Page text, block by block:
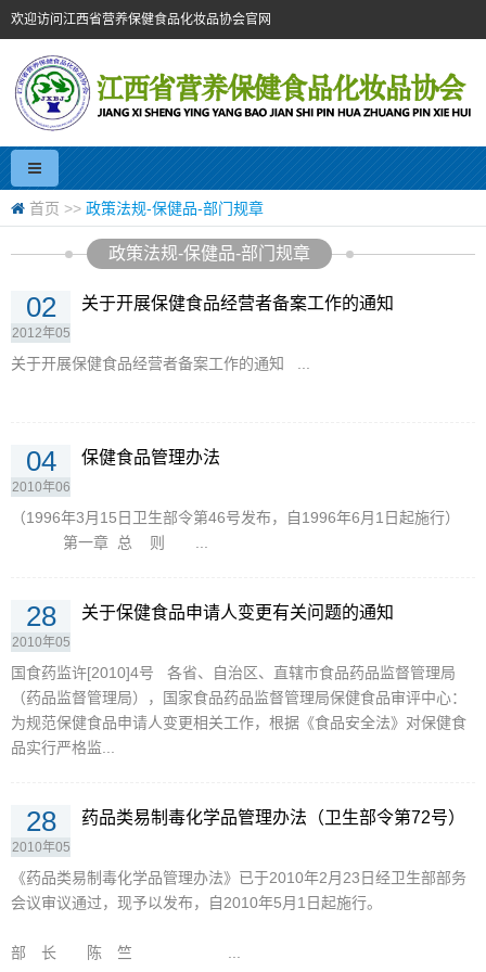
欢迎访问江西省营养保健食品化妆品协会官网
首页 >> 政策法规-保健品-部门规章
政策法规-保健品-部门规章
02
2012年05
关于开展保健食品经营者备案工作的通知
关于开展保健食品经营者备案工作的通知 ...
04
2010年06
保健食品管理办法
（1996年3月15日卫生部令第46号发布，自1996年6月1日起施行）
第一章 总 则 ...
28
2010年05
关于保健食品申请人变更有关问题的通知
国食药监许[2010]4号 各省、自治区、直辖市食品药品监督管理局
（药品监督管理局），国家食品药品监督管理局保健食品审评中心：
为规范保健食品申请人变更相关工作，根据《食品安全法》对保健食
品实行严格监...
28
2010年05
药品类易制毒化学品管理办法（卫生部令第72号）
《药品类易制毒化学品管理办法》已于2010年2月23日经卫生部部务
会议审议通过，现予以发布，自2010年5月1日起施行。
部 长 陈 竺 ...